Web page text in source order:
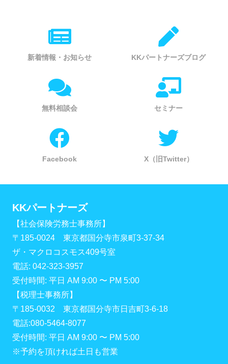
新着情報・お知らせ KKパートナーズブログ
無料相談会 セミナー
Facebook X（旧Twitter）
KKパートナーズ
【社会保険労務士事務所】
〒185-0024 東京都国分寺市泉町3-37-34
ザ・マクロコスモス409号室
電話: 042-323-3957
受付時間: 平日 AM 9:00 〜 PM 5:00
【税理士事務所】
〒185-0032 東京都国分寺市日吉町3-6-18
電話:080-5464-8077
受付時間: 平日 AM 9:00 〜 PM 5:00
※予約を頂ければ土日も営業